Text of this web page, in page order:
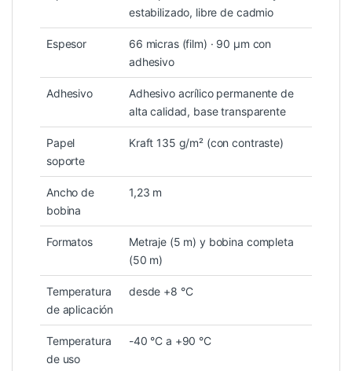
estabilizado, libre de cadmio
Espesor
66 micras (film) · 90 µm con
adhesivo
Adhesivo
Adhesivo acrílico permanente de
alta calidad, base transparente
Papel
soporte
Kraft 135 g/m² (con contraste)
Ancho de
bobina
1,23 m
Formatos
Metraje (5 m) y bobina completa
(50 m)
Temperatura
de aplicación
desde +8 °C
Temperatura
de uso
-40 °C a +90 °C